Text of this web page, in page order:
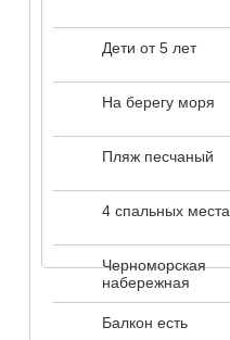
Дети от 5 лет
На берегу моря
Пляж песчаный
4 спальных места
Черноморская
набережная
Балкон есть